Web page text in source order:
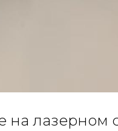
на лазерном